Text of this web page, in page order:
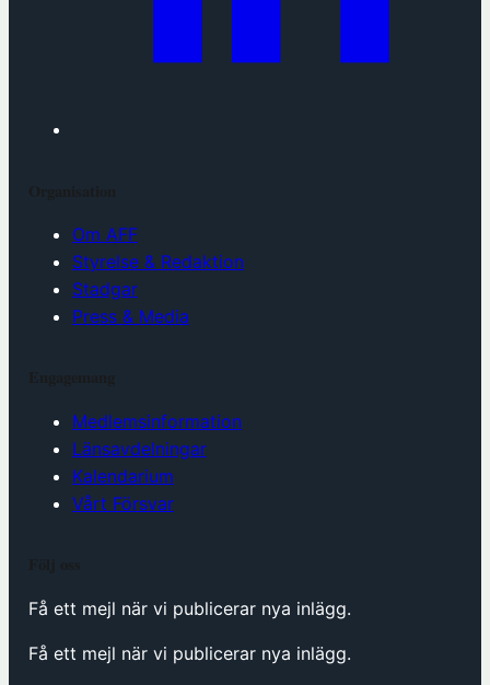
Om AFF
Styrelse & Redaktion
Stadgar
Press & Media
Medlemsinformation
Länsavdelningar
Kalendarium
Vårt Försvar
Få ett mejl när vi publicerar nya inlägg.
Få ett mejl när vi publicerar nya inlägg.